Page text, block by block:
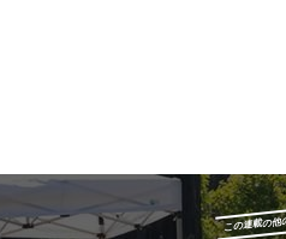
この連載の他